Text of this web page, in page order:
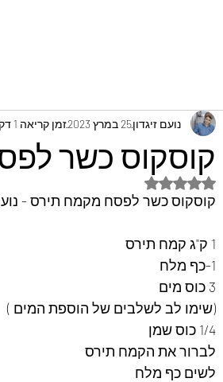
קוסקוס כשר
נועם זיגדון25 במרץ 2023 זמן קריאה 1 דקות
דירוג של NaN מתוך 5 כוכבים
קוסקוס כשר לפסח מקמח תירס - נועם
1 ק"ג קמח תירס
1-כף מלח
3 כוס מים
(שימו לב לשלבים של הוספת המים )
1/4 כוס שמן
לברור את הקמח תירס
לשים כף מלח